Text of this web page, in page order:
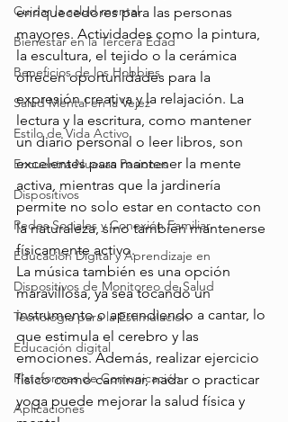
Cuidar la salud mental
Bienestar en la Tercera Edad
Beneficios de los Hobbies
Salud Mental en la Vejez
Estilo de Vida Activo
Encuentra Nuevas Pasiones
Dispositivos
Redes Sociales y Conexión Familiar
Educación Digital y Aprendizaje en
Dispositivos de Monitoreo de Salud
Tecnología para la Estimulación
Educación digital
Plataformas de Comunicación
Aplicaciones
enriquecedores para las personas
mayores. Actividades como la pintura,
la escultura, el tejido o la cerámica
ofrecen oportunidades para la
expresión creativa y la relajación. La
lectura y la escritura, como mantener
un diario personal o leer libros, son
excelentes para mantener la mente
activa, mientras que la jardinería
permite no solo estar en contacto con
la naturaleza, sino también mantenerse
físicamente activo.
La música también es una opción
maravillosa, ya sea tocando un
instrumento o aprendiendo a cantar, lo
que estimula el cerebro y las
emociones. Además, realizar ejercicio
físico como caminar, nadar o practicar
yoga puede mejorar la salud física y